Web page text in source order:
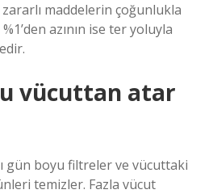
maddelerin çoğunlukla
azının ise ter yoluyla
vücuttan atar
gün boyu filtreler ve vücuttaki
temizler. Fazla vücut